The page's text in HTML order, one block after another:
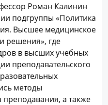
Роман Калинин
подгруппы «Политика
Высшее медицинское
решения», где
в высших учебных
преподавательского
методы
преподавания, а также